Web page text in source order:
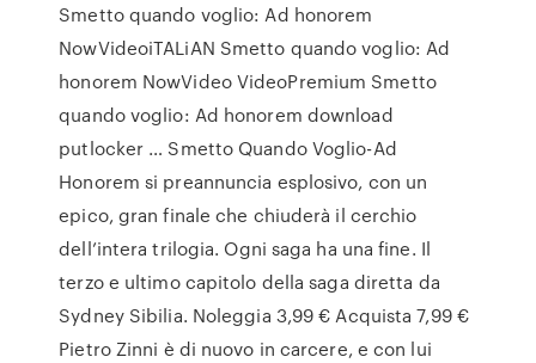
Smetto quando voglio: Ad honorem
NowVideoiTALiAN Smetto quando voglio: Ad
honorem NowVideo VideoPremium Smetto
quando voglio: Ad honorem download
putlocker … Smetto Quando Voglio-Ad
Honorem si preannuncia esplosivo, con un
epico, gran finale che chiuderà il cerchio
dell’intera trilogia. Ogni saga ha una fine. Il
terzo e ultimo capitolo della saga diretta da
Sydney Sibilia. Noleggia 3,99 € Acquista 7,99 €
Pietro Zinni è di nuovo in carcere, e con lui